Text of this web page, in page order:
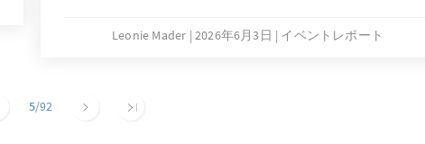
Leonie Mader 2026年6月3日 イベントレポート
5/92